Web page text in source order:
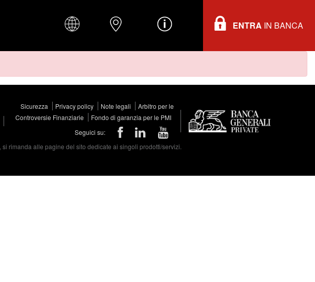
ENTRA IN BANCA
Sicurezza Privacy policy Note legali
Arbitro per le
Controversie Finanziarie
Fondo di garanzia per le PMI
Seguici su:
rimanda alle pagine del sito dedicate ai singoli prodotti/servizi.